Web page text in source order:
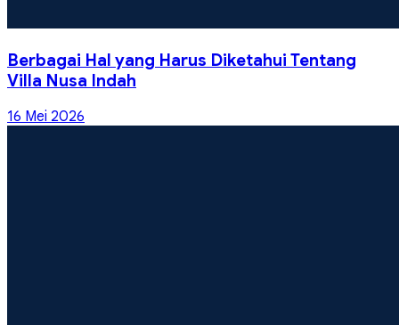
Berbagai Hal yang Harus Diketahui Tentang
Villa Nusa Indah
16 Mei 2026